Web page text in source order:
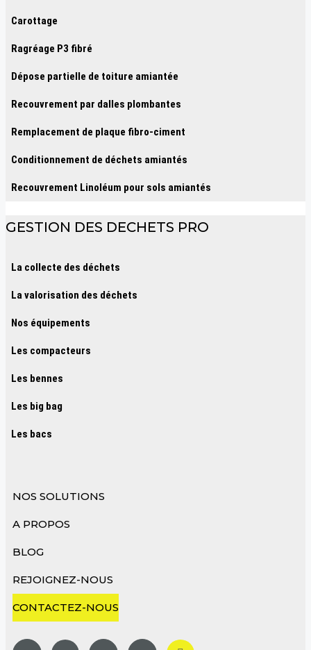
Carottage
Ragréage P3 fibré
Dépose partielle de toiture amiantée
Recouvrement par dalles plombantes
Remplacement de plaque fibro-ciment
Conditionnement de déchets amiantés
Recouvrement Linoléum pour sols amiantés
GESTION DES DECHETS PRO
La collecte des déchets
La valorisation des déchets
Nos équipements
Les compacteurs
Les bennes
Les big bag
Les bacs
NOS SOLUTIONS
A PROPOS
BLOG
REJOIGNEZ-NOUS
CONTACTEZ-NOUS